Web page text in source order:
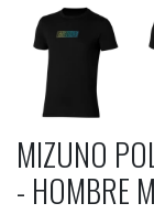
MIZUNO
- HOMBRE M